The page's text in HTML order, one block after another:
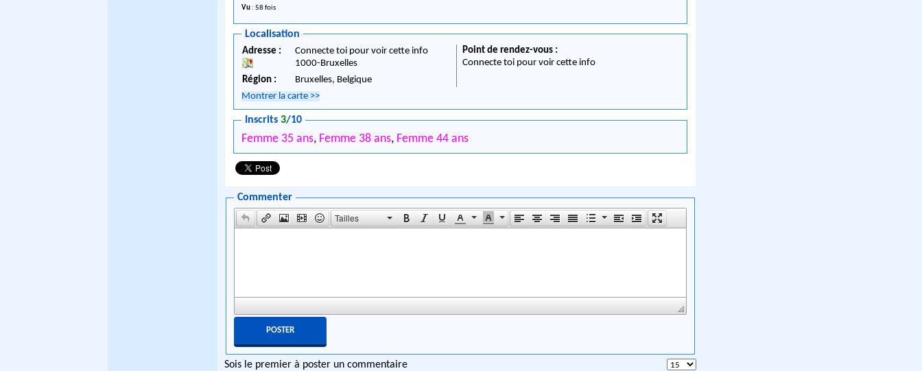
Vu : 58 fois
Localisation
Adresse :
Connecte toi pour voir cette info
1000-Bruxelles
Région :
Bruxelles, Belgique
Point de rendez-vous :
Connecte toi pour voir cette info
Montrer la carte >>
Inscrits3/10
Femme 35 ans, Femme 38 ans, Femme 44 ans
Commenter
Tailles
Sois le premier à poster un commentaire